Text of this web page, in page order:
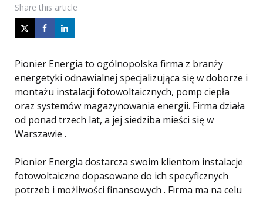
Share this article
Pionier Energia to ogólnopolska firma z branży
energetyki odnawialnej specjalizująca się w doborze i
montażu instalacji fotowoltaicznych, pomp ciepła
oraz systemów magazynowania energii. Firma działa
od ponad trzech lat, a jej siedziba mieści się w
Warszawie .
Pionier Energia dostarcza swoim klientom instalacje
fotowoltaiczne dopasowane do ich specyficznych
potrzeb i możliwości finansowych . Firma ma na celu